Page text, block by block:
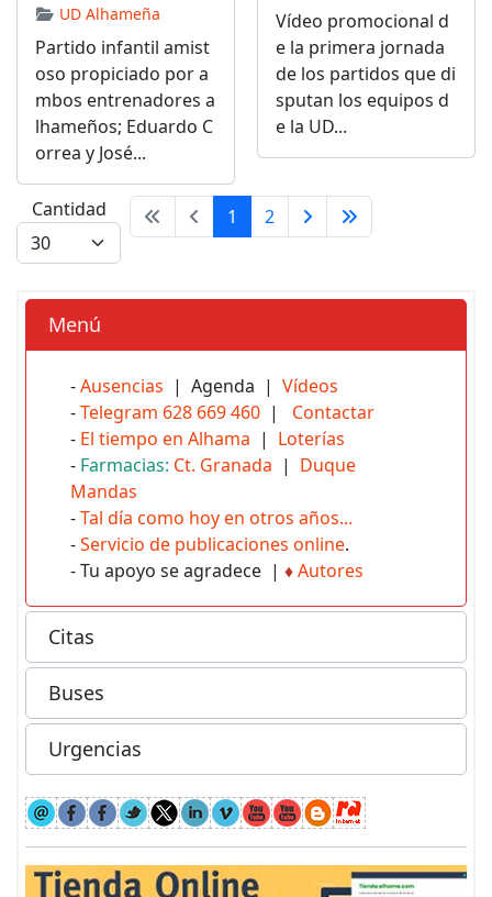
UD Alhameña
Partido infantil amist
oso propiciado por a
mbos entrenadores a
lhameños; Eduardo C
orrea y José...
Vídeo promocional d
e la primera jornada
de los partidos que di
sputan los equipos d
e la UD...
Cantidad 1 2
Menú
-Ausencias | Agenda | Vídeos
-Telegram 628 669 460 | Contactar
- El tiempo en Alhama | Loterías
- Farmacias: Ct. Granada | Duque
Mandas
-Tal día como hoy en otros años...
-Servicio de publicaciones online.
- Tu apoyo se agradece | ♦Autores
Citas
Buses
Urgencias